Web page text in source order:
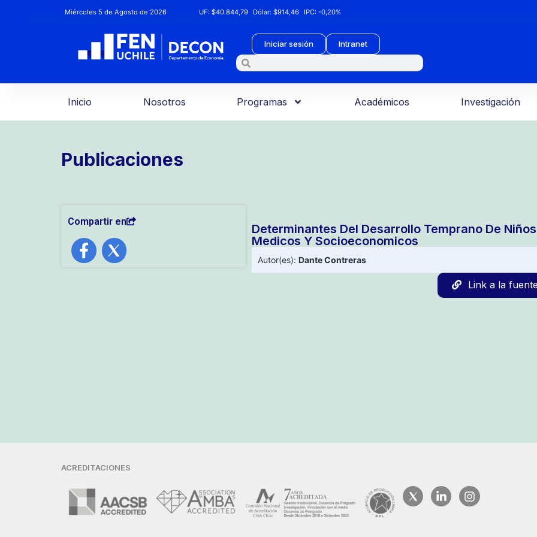
Miércoles 5 de Agosto de 2026 UF:$40.844,79 Dólar:$914,46 IPC:-0,20%
Iniciar sesión Intranet
Inicio Nosotros Programas Académicos Investigación
Publicaciones
Compartir en
Determinantes Del Desarrollo Temprano De
Medicos Y Socioeconomicos
Autor(es): Dante Contreras
Link a la
ACREDITACIONES